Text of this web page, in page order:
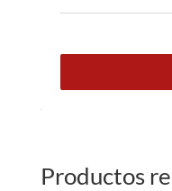
Productos